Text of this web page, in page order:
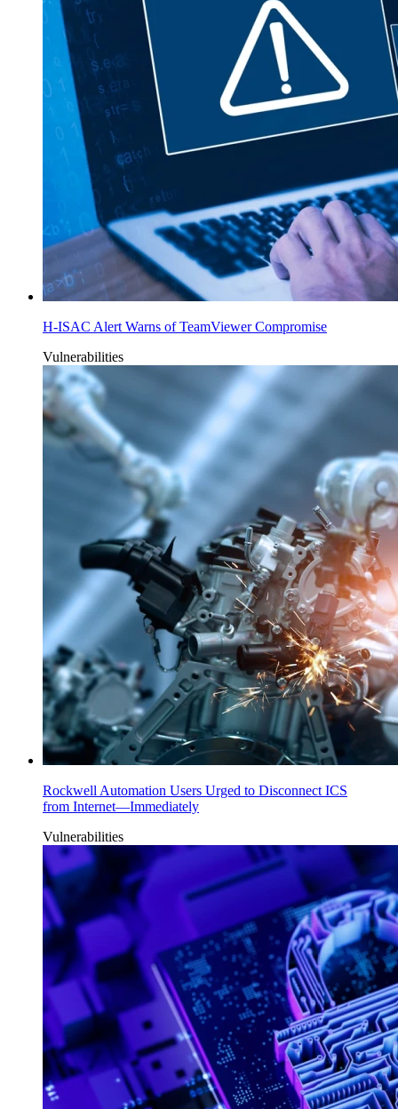
H-ISAC Alert Warns of TeamViewer Compromise
Vulnerabilities
Rockwell Automation Users Urged to Disconnect ICS
from Internet—Immediately
Vulnerabilities